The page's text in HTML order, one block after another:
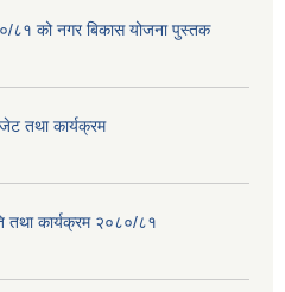
८१ को नगर बिकास योजना पुस्तक
तथा कार्यक्रम
तथा कार्यक्रम २०८०/८१